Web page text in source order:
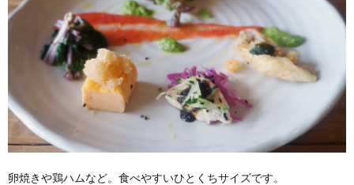
卵焼きや鶏ハムなど。食べやすいひとくちサイズです。